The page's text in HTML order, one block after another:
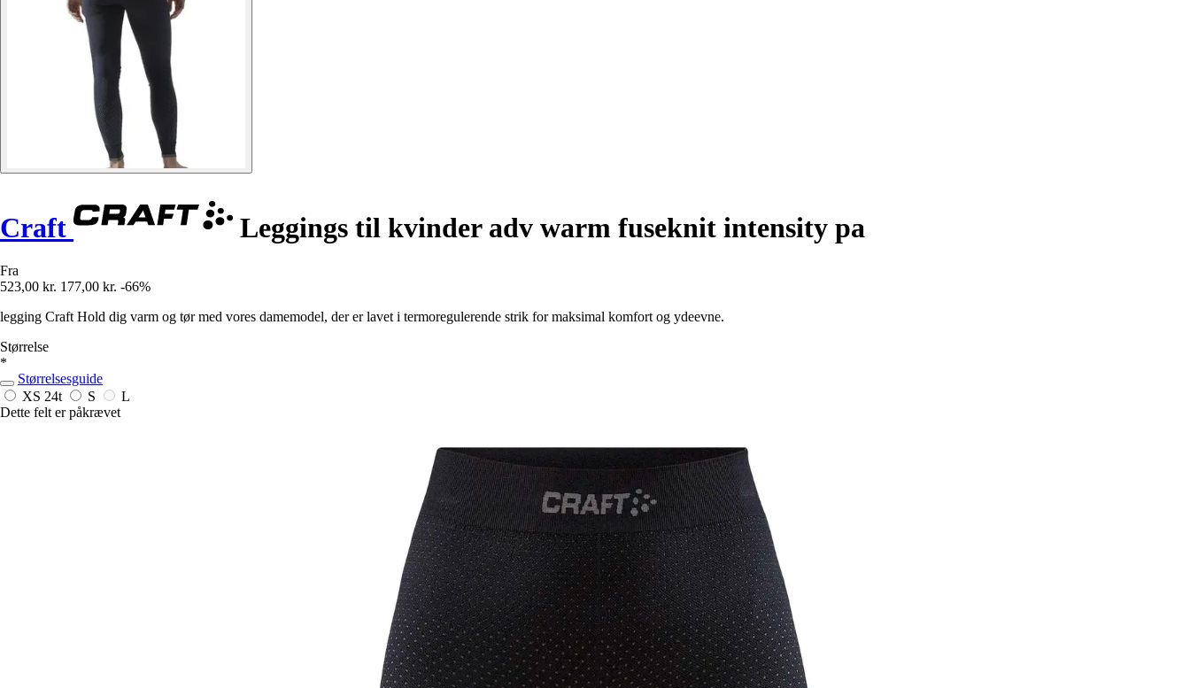
Craft Leggings til kvinder adv warm fuseknit intensity pa
Fra
523,00 kr. 177,00 kr. -66%
legging Craft Hold dig varm og tør med vores damemodel, der er lavet i termoregulerende strik for maksimal komfort og ydeevne.
Størrelse
*
Størrelsesguide
XS 24t S
L
Dette felt er påkrævet